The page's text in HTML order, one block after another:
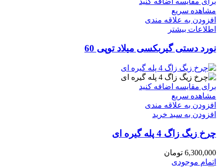
مشاهده سریع
افزودن به علاقه مندی
اطلاعات بیشتر
نورد دستی گیربکسی میلاد توپی 60
برای مقایسه اضافه کنید
مشاهده سریع
افزودن به علاقه مندی
افزودن به سبد خرید
چرخ زیگ زاگ 4 پله گیره ای
6,300,000 تومان
اتمام موجودی